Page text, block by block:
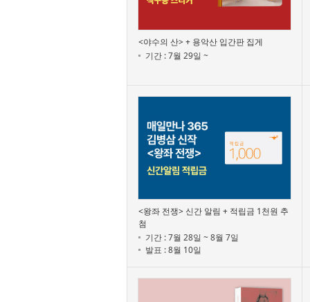
<야수의 산> + 용악산 입간판 집게
기간 : 7월 29일 ~
<왕좌 전쟁> 신간 알림 + 적립금 1천원 추
첨
기간 : 7월 28일 ~ 8월 7일
발표 : 8월 10일